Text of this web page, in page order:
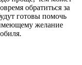
обратиться за
готовы помочь
желание